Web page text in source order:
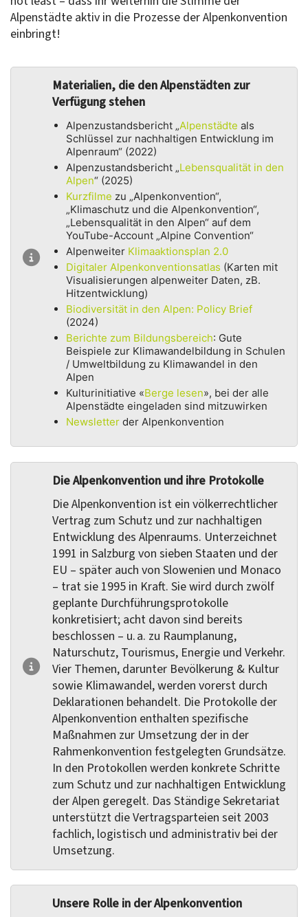
Alpenstädte aktiv in die Prozesse der Alpenkonvention
einbringt!
Materialien, die den Alpenstädten zur
Verfügung stehen
Alpenzustandsbericht „Alpenstädte als
Schlüssel zur nachhaltigen Entwicklung im
Alpenraum“ (2022)
Alpenzustandsbericht „Lebensqualität in den
Alpen“ (2025)
Kurzfilme zu „Alpenkonvention“,
„Klimaschutz und die Alpenkonvention“,
„Lebensqualität in den Alpen“ auf dem
YouTube-Account „Alpine Convention“
Alpenweiter Klimaaktionsplan 2.0
Digitaler Alpenkonventionsatlas (Karten mit
Visualisierungen alpenweiter Daten, zB.
Hitzentwicklung)
Biodiversität in den Alpen: Policy Brief
(2024)
Berichte zum Bildungsbereich: Gute
Beispiele zur Klimawandelbildung in Schulen
/ Umweltbildung zu Klimawandel in den
Alpen
Kulturinitiative «Berge lesen», bei der alle
Alpenstädte eingeladen sind mitzuwirken
Newsletter der Alpenkonvention
Die Alpenkonvention und ihre Protokolle
Die Alpenkonvention ist ein völkerrechtlicher
Vertrag zum Schutz und zur nachhaltigen
Entwicklung des Alpenraums. Unterzeichnet
1991 in Salzburg von sieben Staaten und der
EU – später auch von Slowenien und Monaco
– trat sie 1995 in Kraft. Sie wird durch zwölf
geplante Durchführungsprotokolle
konkretisiert; acht davon sind bereits
beschlossen – u. a. zu Raumplanung,
Naturschutz, Tourismus, Energie und Verkehr.
Vier Themen, darunter Bevölkerung & Kultur
sowie Klimawandel, werden vorerst durch
Deklarationen behandelt. Die Protokolle der
Alpenkonvention enthalten spezifische
Maßnahmen zur Umsetzung der in der
Rahmenkonvention festgelegten Grundsätze.
In den Protokollen werden konkrete Schritte
zum Schutz und zur nachhaltigen Entwicklung
der Alpen geregelt. Das Ständige Sekretariat
unterstützt die Vertragsparteien seit 2003
fachlich, logistisch und administrativ bei der
Umsetzung.
Unsere Rolle in der Alpenkonvention